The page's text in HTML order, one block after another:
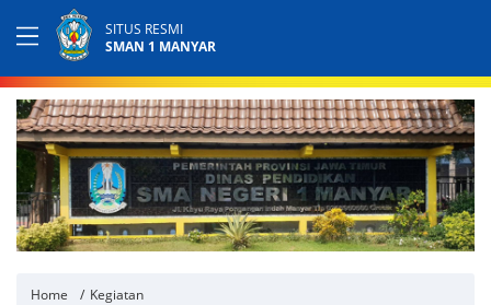
SITUS RESMI
SMAN 1 MANYAR
Home Kegiatan